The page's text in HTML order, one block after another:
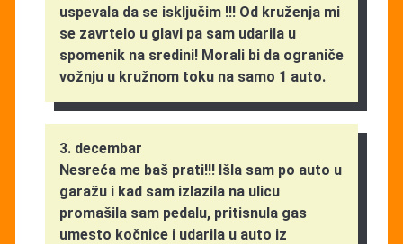
uspevala da se isključim !!! Od kruženja mi
se zavrtelo u glavi pa sam udarila u
spomenik na sredini! Morali bi da ograniče
vožnju u kružnom toku na samo 1 auto.
3. decembar
Nesreća me baš prati!!! Išla sam po auto u
garažu i kad sam izlazila na ulicu
promašila sam pedalu, pritisnula gas
umesto kočnice i udarila u auto iz